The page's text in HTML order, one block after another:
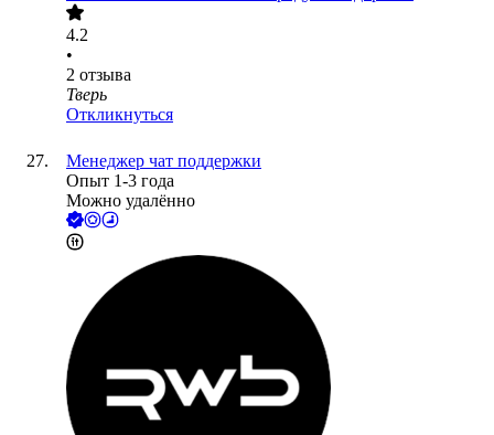
4.2
•
2 отзыва
Тверь
Откликнуться
Менеджер чат поддержки
Опыт 1-3 года
Можно удалённо